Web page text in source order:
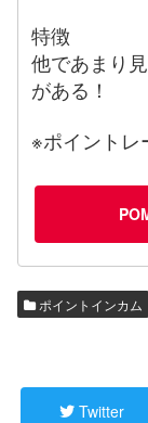
特徴
他であまり
がある！
※ポイントレ
ポイントインカム
Twitter